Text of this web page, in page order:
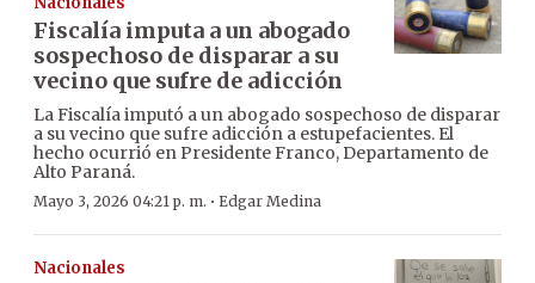
Fiscalía imputa a un abogado
sospechoso de disparar a su
vecino que sufre de adicción
La Fiscalía imputó a un abogado sospechoso de disparar
a su vecino que sufre adicción a estupefacientes. El
hecho ocurrió en Presidente Franco, Departamento de
Alto Paraná.
Mayo 3, 2026 04:21 p. m. · Edgar Medina
Nacionales